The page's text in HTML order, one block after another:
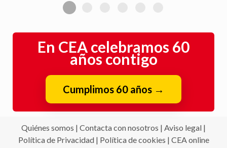
En CEA celebramos 60
años contigo
Cumplimos 60 años →
Quiénes somos | Contacta con nosotros | Aviso legal |
Política de Privacidad| Política de cookies | CEA online